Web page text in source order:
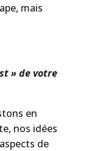
mais
» de votre
en
nos idées
de